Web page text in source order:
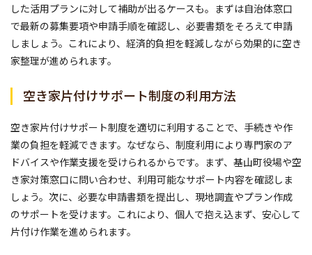
した活用プランに対して補助が出るケースも。まずは自治体窓口
で最新の募集要項や申請手順を確認し、必要書類をそろえて申請
しましょう。これにより、経済的負担を軽減しながら効果的に空き
家整理が進められます。
空き家片付けサポート制度の利用方法
空き家片付けサポート制度を適切に利用することで、手続きや作
業の負担を軽減できます。なぜなら、制度利用により専門家のア
ドバイスや作業支援を受けられるからです。まず、基山町役場や空
き家対策窓口に問い合わせ、利用可能なサポート内容を確認しま
しょう。次に、必要な申請書類を提出し、現地調査やプラン作成
のサポートを受けます。これにより、個人で抱え込まず、安心して
片付け作業を進められます。